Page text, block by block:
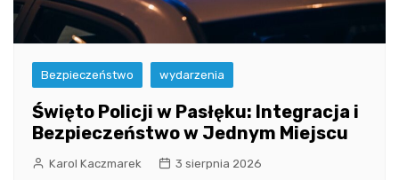
Bezpieczeństwo wydarzenia
Święto Policji w Pasłęku: Integracja i
Bezpieczeństwo w Jednym Miejscu
Karol Kaczmarek 3 sierpnia 2026